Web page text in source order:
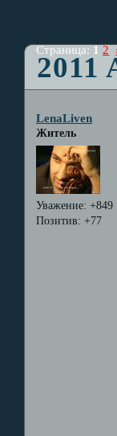
2011
Страница:1 2
LenaLiven
Житель
Уважение: +849
Позитив: +77